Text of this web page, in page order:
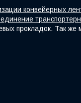
конвейерных
прокладок. Так